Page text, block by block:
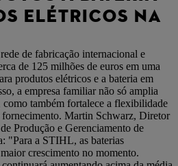
ELÉTRICOS NA
de fabricação internacional e
de 125 milhões de euros em uma
produtos elétricos e a bateria em
a empresa familiar não só amplia
como também fortalece a flexibilidade
fornecimento. Martin Schwarz, Diretor
Produção e Gerenciamento de
"Para a STIHL, as baterias
crescimento no momento.